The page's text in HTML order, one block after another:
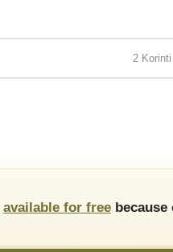
2
available for free